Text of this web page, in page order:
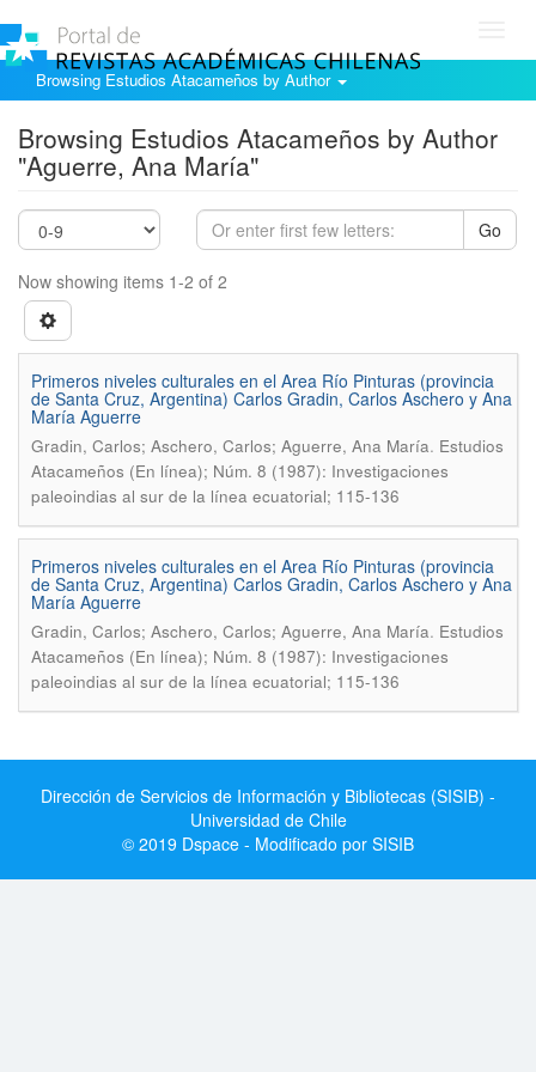
Browsing Estudios Atacameños by Author
Browsing Estudios Atacameños by Author
"Aguerre, Ana María"
Go
Now showing items 1-2 of 2
Primeros niveles culturales en el Area Río Pinturas (provincia
de Santa Cruz, Argentina) Carlos Gradin, Carlos Aschero y Ana
María Aguerre
Gradin, Carlos; Aschero, Carlos; Aguerre, Ana María. Estudios
Atacameños (En línea); Núm. 8 (1987): Investigaciones
paleoindias al sur de la línea ecuatorial; 115-136
Primeros niveles culturales en el Area Río Pinturas (provincia
de Santa Cruz, Argentina) Carlos Gradin, Carlos Aschero y Ana
María Aguerre
Gradin, Carlos; Aschero, Carlos; Aguerre, Ana María. Estudios
Atacameños (En línea); Núm. 8 (1987): Investigaciones
paleoindias al sur de la línea ecuatorial; 115-136
Dirección de Servicios de Información y Bibliotecas (SISIB) -
Universidad de Chile
© 2019 Dspace - Modificado por SISIB